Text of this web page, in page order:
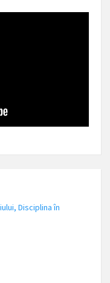
Disciplina în